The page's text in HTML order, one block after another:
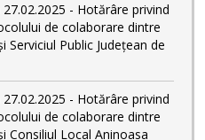
- Hotărâre privind
de colaborare dintre
Serviciul Public Județean de
- Hotărâre privind
de colaborare dintre
Consiliul Local Aninoasa